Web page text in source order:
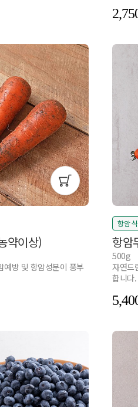
약이상)
예방 및 항암성분이 풍부
항암
항암
500g
자연드
합니다.